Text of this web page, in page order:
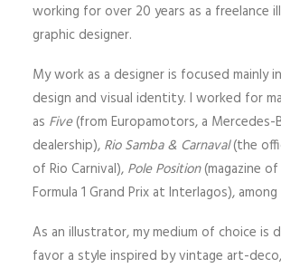
working for over 20 years as a freelance
graphic designer.
My work as a designer is focused mainly
design and visual identity. I worked for
as Five(from Europamotors, a Mercedes-
dealership), Rio Samba & Carnaval(the
of Rio Carnival), Pole Position(magazine
Formula 1 Grand Prix at Interlagos),
As an illustrator, my medium of choice is
favor a style inspired by vintage art-